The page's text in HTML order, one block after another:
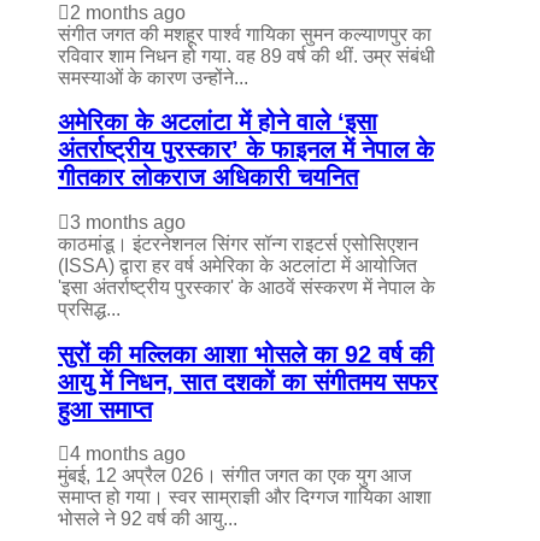
2 months ago
संगीत जगत की मशहूर पार्श्व गायिका सुमन कल्याणपुर का
रविवार शाम निधन हो गया. वह 89 वर्ष की थीं. उम्र संबंधी
समस्याओं के कारण उन्होंने...
अमेरिका के अटलांटा में होने वाले ‘इसा
अंतर्राष्ट्रीय पुरस्कार’ के फाइनल में नेपाल के
गीतकार लोकराज अधिकारी चयनित
3 months ago
काठमांडू। इंटरनेशनल सिंगर सॉन्ग राइटर्स एसोसिएशन
(ISSA) द्वारा हर वर्ष अमेरिका के अटलांटा में आयोजित
'इसा अंतर्राष्ट्रीय पुरस्कार' के आठवें संस्करण में नेपाल के
प्रसिद्ध...
सुरों की मल्लिका आशा भोसले का 92 वर्ष की
आयु में निधन, सात दशकों का संगीतमय सफर
हुआ समाप्त
4 months ago
मुंबई, 12 अप्रैल 026। संगीत जगत का एक युग आज
समाप्त हो गया। स्वर साम्राज्ञी और दिग्गज गायिका आशा
भोसले ने 92 वर्ष की आयु...